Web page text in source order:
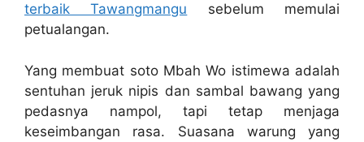
terbaik Tawangmangu sebelum memulai
petualangan.
Yang membuat soto Mbah Wo istimewa adalah
sentuhan jeruk nipis dan sambal bawang yang
pedasnya nampol, tapi tetap menjaga
keseimbangan rasa. Suasana warung yang